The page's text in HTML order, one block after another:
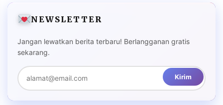
NEWSLETTER
Jangan lewatkan berita terbaru! Berlangganan gratis
sekarang.
Kirim